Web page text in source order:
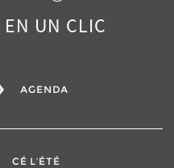
EN UN CLIC
AGENDA
CÉ L’ÉTÉ